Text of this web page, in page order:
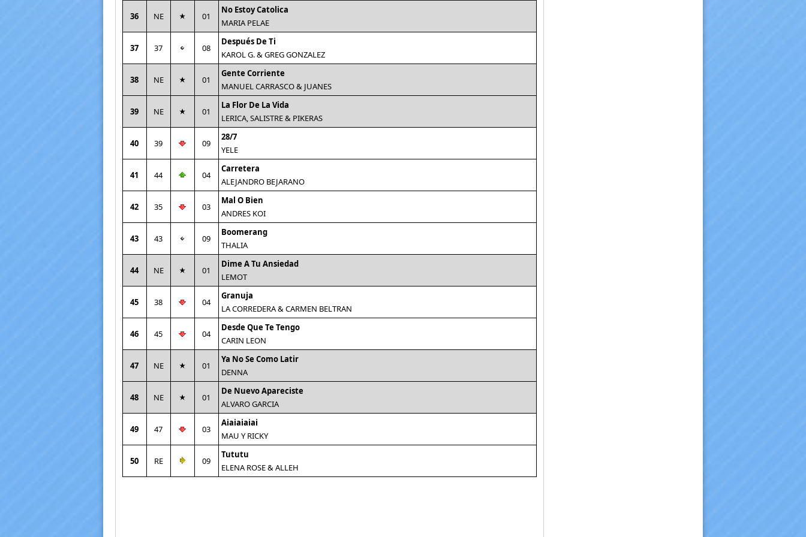
36 NE 01
No Estoy Catolica
MARIA PELAE
37 37 08
Después De Ti
KAROL G. & GREG GONZALEZ
38 NE 01
Gente Corriente
MANUEL CARRASCO & JUANES
39 NE 01
La Flor De La Vida
LERICA, SALISTRE & PIKERAS
40 39 09
28/7
YELE
41 44 04
Carretera
ALEJANDRO BEJARANO
42 35 03
Mal O Bien
ANDRES KOI
43 43 09
Boomerang
THALIA
44 NE 01
Dime A Tu Ansiedad
LEMOT
45 38 04
Granuja
LA CORREDERA & CARMEN BELTRAN
46 45 04
Desde Que Te Tengo
CARIN LEON
47 NE 01
Ya No Se Como Latir
DENNA
48 NE 01
De Nuevo Apareciste
ALVARO GARCIA
49 47 03
Aiaiaiaiai
MAU Y RICKY
50 RE 09
Tututu
ELENA ROSE & ALLEH